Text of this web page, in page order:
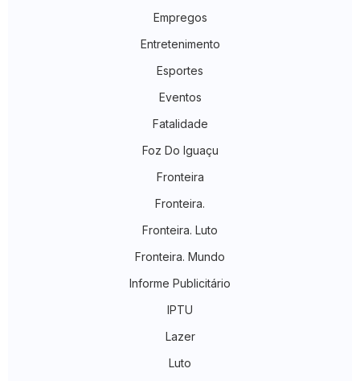
Empregos
Entretenimento
Esportes
Eventos
Fatalidade
Foz Do Iguaçu
Fronteira
Fronteira.
Fronteira. Luto
Fronteira. Mundo
Informe Publicitário
IPTU
Lazer
Luto